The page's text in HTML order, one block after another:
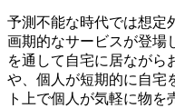
予測不能な時代では想定
画期的なサービスが登場
を通して自宅に居ながら
や、個人が短期的に自宅
ト上で個人が気軽に物を